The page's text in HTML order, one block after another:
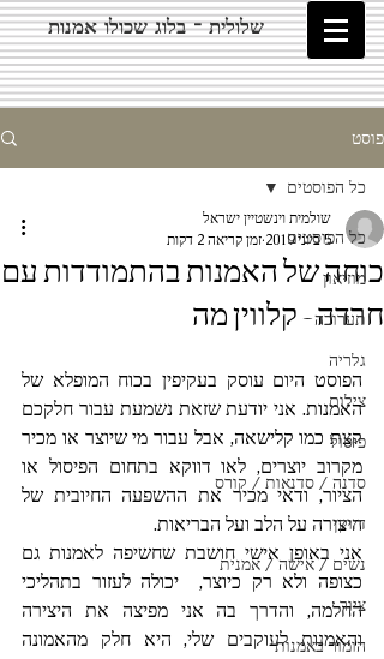
שלולית - בלוג שכולו אמנות
פוסט
כל הפוסטים
מוזיאון
תערוכה
גלריה
צילום
פיסול
סדנה / סדנאות / קורס
דיוקן
נשים / אישה / אמנית
ציור
הומור באמנות
כל הפוסטים
כוחה של האמנות בהתמודדות עם
חרדה - קלווין מה
שולמית וינשטיין ישראל
5 ביוני 2019
זמן קריאה 2 דקות
היצירה על הלב ועל הבריאות.